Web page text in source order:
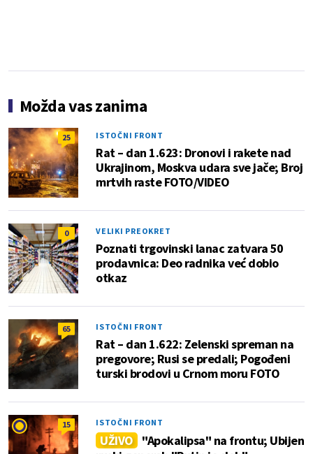
Možda vas zanima
25 ISTOČNI FRONT
Rat – dan 1.623: Dronovi i rakete nad
Ukrajinom, Moskva udara sve jače; Broj
mrtvih raste FOTO/VIDEO
0 VELIKI PREOKRET
Poznati trgovinski lanac zatvara 50
prodavnica: Deo radnika već dobio
otkaz
65 ISTOČNI FRONT
Rat – dan 1.622: Zelenski spreman na
pregovore; Rusi se predali; Pogođeni
turski brodovi u Crnom moru FOTO
15 ISTOČNI FRONT
UŽIVO "Apokalipsa" na frontu; Ubijen